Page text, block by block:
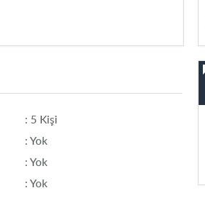
: 5 Kişi
: Yok
: Yok
: Yok